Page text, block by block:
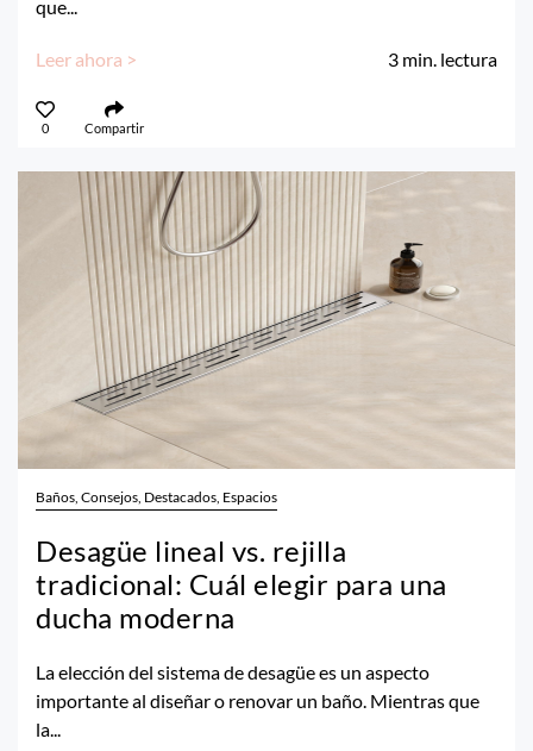
que...
Leer ahora > 3 min. lectura
0 Compartir
Baños, Consejos, Destacados, Espacios
Desagüe lineal vs. rejilla
tradicional: Cuál elegir para una
ducha moderna
La elección del sistema de desagüe es un aspecto
importante al diseñar o renovar un baño. Mientras que
la...